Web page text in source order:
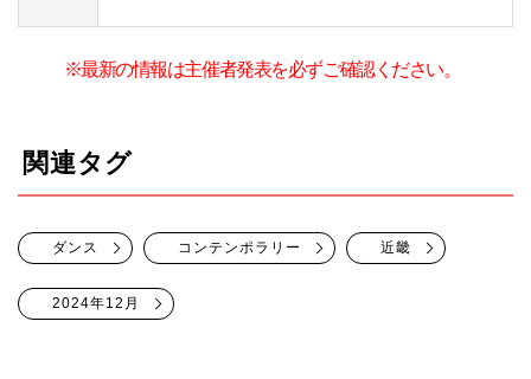
※最新の情報は主催者発表を必ずご確認ください。
関連タグ
ダンス コンテンポラリー 近畿
2024年12月